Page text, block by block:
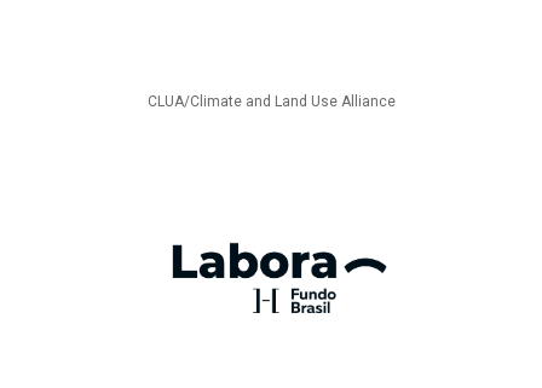
CLUA/Climate and Land Use Alliance